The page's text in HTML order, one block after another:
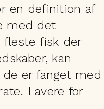
en definition af
med det
fleste fisk der
kan
er fanget med
Lavere for